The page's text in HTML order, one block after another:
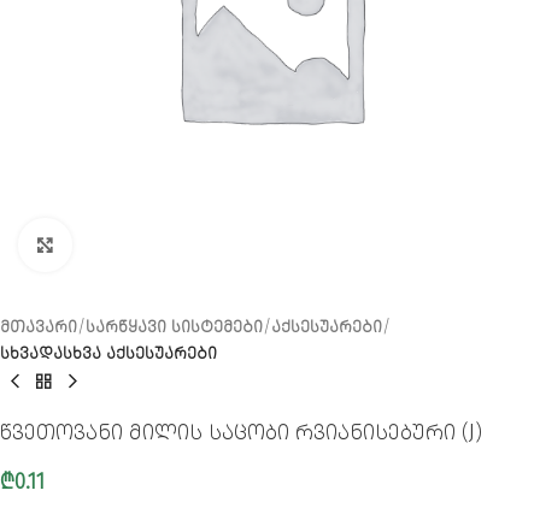
ᲛᲗᲐᲕᲐᲠᲘ ᲡᲐᲠᲬᲧᲐᲕᲘ ᲡᲘᲡᲢᲔᲛᲔᲑᲘ ᲐᲥᲡᲔᲡᲣᲐᲠᲔᲑᲘ
ᲡᲮᲕᲐᲓᲐᲡᲮᲕᲐ ᲐᲥᲡᲔᲡᲣᲐᲠᲔᲑᲘ
წვეთოვანი მილის საცობი რვიანისებური (J)
₾0.11